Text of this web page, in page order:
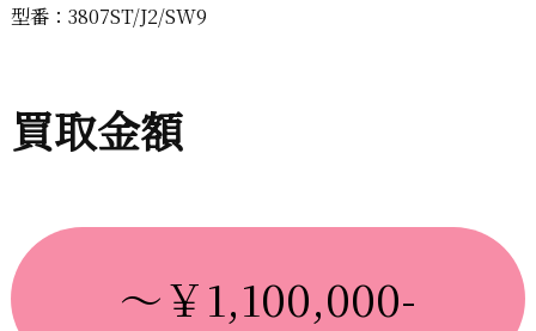
型番：3807ST/J2/SW9
買取金額
～￥1,100,000-